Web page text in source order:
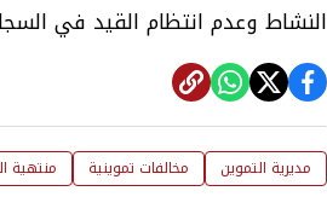
النشاط وعدم انتظام القيد في
مديرية التموين مخالفات تموينية منتهية